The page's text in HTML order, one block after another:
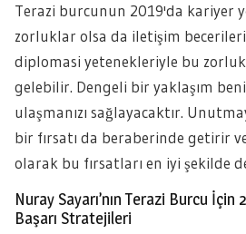
Terazi burcunun 2019'da kariyer
zorluklar olsa da iletişim
diplomasi yetenekleriyle bu
gelebilir. Dengeli bir yaklaşım
ulaşmanızı sağlayacaktır.
bir fırsatı da beraberinde getirir
olarak bu fırsatları en iyi şekilde
Nuray Sayarı’nın Terazi Burcu İçin
Başarı Stratejileri